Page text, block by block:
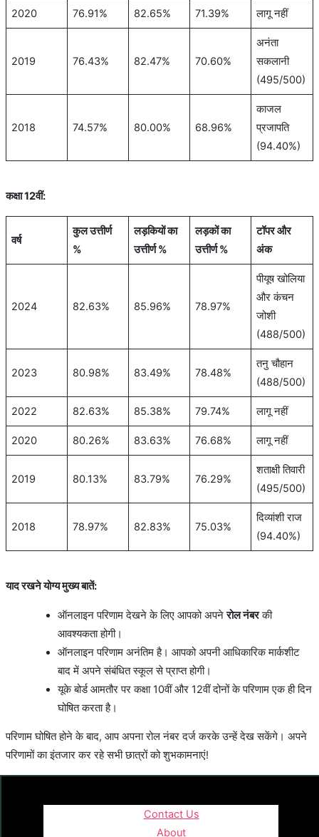
2020 76.91% 82.65% 71.39% लागू नहीं
2019 76.43% 82.47% 70.60%
अनंता
सकलानी
(495/500)
2018 74.57% 80.00% 68.96%
काजल
प्रजापति
(94.40%)
कक्षा12वीं:
वर्ष
कुल उत्तीर्ण
%
लड़कियों का
उत्तीर्ण %
लड़कों का
उत्तीर्ण %
टॉपर और
अंक
2024 82.63% 85.96% 78.97%
पीयूष खोलिया
और कंचन
जोशी
(488/500)
2023 80.98% 83.49% 78.48%
तनु चौहान
(488/500)
2022 82.63% 85.38% 79.74% लागू नहीं
2020 80.26% 83.63% 76.68% लागू नहीं
2019 80.13% 83.79% 76.29%
शताक्षी तिवारी
(495/500)
2018 78.97% 82.83% 75.03%
दिव्यांशी राज
(94.40%)
याद रखने योग्य मुख्य बातें:
ऑनलाइन परिणाम देखने के लिए आपको अपनेरोल नंबरकी
आवश्यकता होगी।
ऑनलाइन परिणाम अनंतिम है। आपको अपनी आधिकारिक मार्कशीट
बाद में अपने संबंधित स्कूल से प्राप्त होगी।
यूके बोर्ड आमतौर पर कक्षा 10वीं और 12वीं दोनों के परिणाम एक ही दिन
घोषित करता है।
परिणाम घोषित होने के बाद, आप अपना रोल नंबर दर्ज करके उन्हें देख सकेंगे। अपने
परिणामों का इंतजार कर रहे सभी छात्रों को शुभकामनाएं!
Contact Us
About